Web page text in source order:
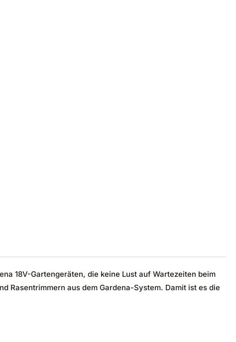
18V-Gartengeräten, die keine Lust auf Wartezeiten beim
Rasentrimmern aus dem Gardena-System. Damit ist es die